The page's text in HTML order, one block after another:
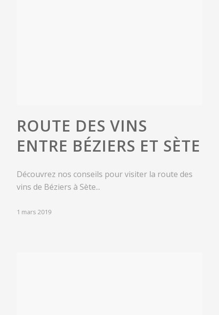
ROUTE DES VINS
ENTRE BÉZIERS ET SÈTE
Découvrez nos conseils pour visiter la route des
vins de Béziers à Sète...
1 mars 2019